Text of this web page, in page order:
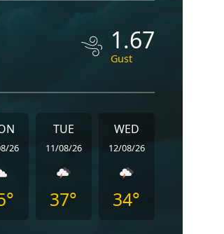
1.67
Gust
26
TUE
11/08/26
37°
WED
12/08/26
34°